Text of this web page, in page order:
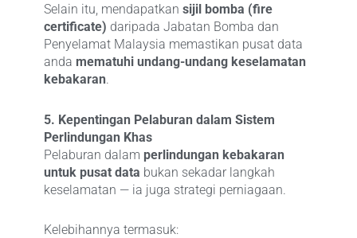
Selain itu, mendapatkan sijil bomba (fire
certificate) daripada Jabatan Bomba dan
Penyelamat Malaysia memastikan pusat data
anda mematuhi undang-undang keselamatan
kebakaran.
5. Kepentingan Pelaburan dalam Sistem
Perlindungan Khas
Pelaburan dalam perlindungan kebakaran
untuk pusat data bukan sekadar langkah
keselamatan — ia juga strategi perniagaan.
Kelebihannya termasuk: